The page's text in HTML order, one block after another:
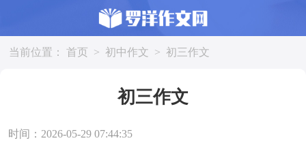
当前位置： 首页 > 初中作文 > 初三作文
初三作文
时间：2026-05-29 07:44:35